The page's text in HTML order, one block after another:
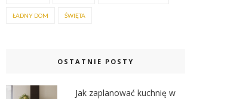
ŁADNY DOM ŚWIĘTA
OSTATNIE POSTY
Jak zaplanować kuchnię w